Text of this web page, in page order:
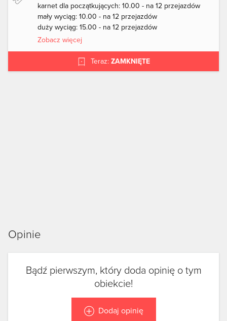
karnet dla początkujących: 10.00 - na 12 przejazdów
mały wyciąg: 10.00 - na 12 przejazdów
duży wyciąg: 15.00 - na 12 przejazdów
Zobacz więcej
Teraz:ZAMKNIĘTE
Opinie
Bądź pierwszym, który doda opinię o tym
obiekcie!
Dodaj opinię